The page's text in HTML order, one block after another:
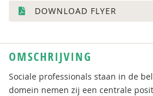
DOWNLOAD FLYER
OMSCHRIJVING
Sociale professionals staan in de
domein nemen zij een centrale